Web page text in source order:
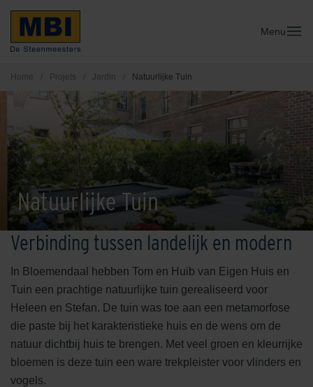
Menu
Home / Projets / Jardin / Natuurlijke Tuin
Natuurlijke Tuin
Verbinding tussen landelijk en modern
In Bloemendaal hebben Tom en Huib van Eigen Huis en
Tuin een prachtige natuurlijke tuin gerealiseerd voor
Heleen en Stefan. De tuin was toe aan een metamorfose
die paste bij het karakteristieke huis en de wens om de
natuur dichtbij huis te brengen. Met veel groen en kleurrijke
bloemen is deze tuin een ware trekpleister voor vlinders en
vogels.